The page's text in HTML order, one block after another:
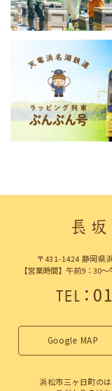
〒431-1424 静岡県
【営業時間】午前9：30
TEL：
Google MAP
浜松市三ヶ日町の